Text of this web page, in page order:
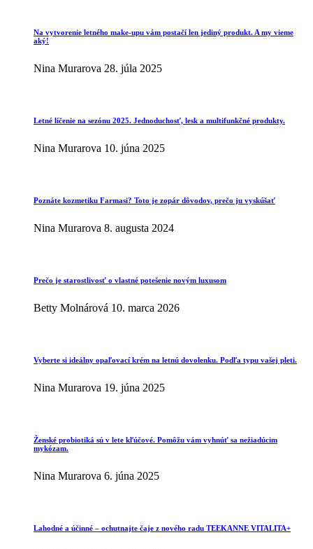
Na vytvorenie letného make-upu vám postačí len jediný produkt. A my vieme
aký!
Nina Murarova 28. júla 2025
Letné líčenie na sezónu 2025. Jednoduchosť, lesk a multifunkčné produkty.
Nina Murarova 10. júna 2025
Poznáte kozmetiku Farmasi? Toto je zopár dôvodov, prečo ju vyskúšať
Nina Murarova 8. augusta 2024
Prečo je starostlivosť o vlastné potešenie novým luxusom
Betty Molnárová 10. marca 2026
Vyberte si ideálny opaľovací krém na letnú dovolenku. Podľa typu vašej pleti.
Nina Murarova 19. júna 2025
Ženské probiotiká sú v lete kľúčové. Pomôžu vám vyhnúť sa nežiadúcim
mykózam.
Nina Murarova 6. júna 2025
Lahodné a účinné – ochutnajte čaje z nového radu TEEKANNE VITALITA+